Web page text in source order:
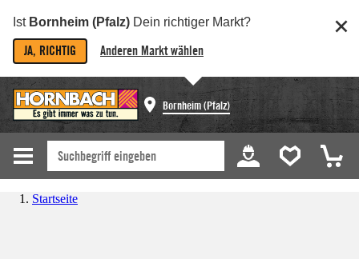
Ist Bornheim (Pfalz) Dein richtiger Markt?
JA, RICHTIG Anderen Markt wählen
Bornheim (Pfalz)
Startseite